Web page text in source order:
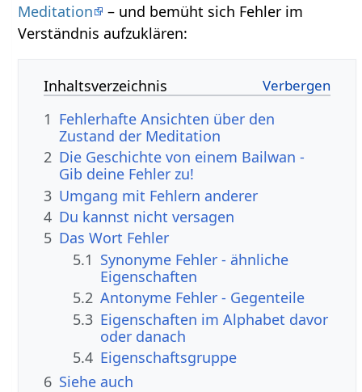
Meditation
– und bemüht sich Fehler im
Verständnis aufzuklären:
Inhaltsverzeichnis
1 Fehlerhafte Ansichten über den
Zustand der Meditation
2 Die Geschichte von einem Bailwan -
Gib deine Fehler zu!
3 Umgang mit Fehlern anderer
4 Du kannst nicht versagen
5 Das Wort Fehler
5.1 Synonyme Fehler - ähnliche
Eigenschaften
5.2 Antonyme Fehler - Gegenteile
5.3 Eigenschaften im Alphabet davor
oder danach
5.4 Eigenschaftsgruppe
6 Siehe auch